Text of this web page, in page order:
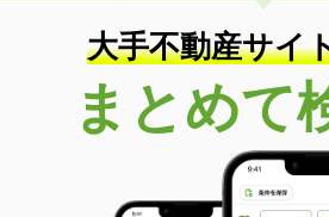
大手不動産サイ
まとめて